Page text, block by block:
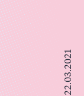
22.03.2021